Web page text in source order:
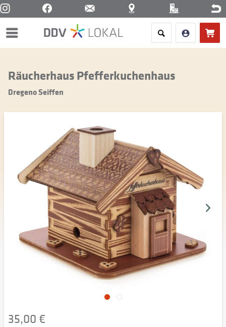
Menü
Räucherhaus Pfefferkuchenhaus
Dregeno Seiffen
35,00 €